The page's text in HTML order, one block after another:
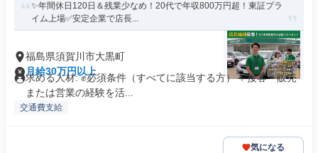
✨年間休日120日＆残業少なめ！20代で年収800万円超！東証プラ
イム上場✅安定企業で店長...
福島県須賀川市大黒町
月給30万円以上
求める人材: ✊️必須条件（すべてに該当する方） ✨接客・販売
または営業の経験を活...
交通費支給
気になる